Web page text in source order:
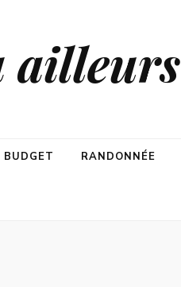
ailleurs
BUDGET
RANDONNÉE